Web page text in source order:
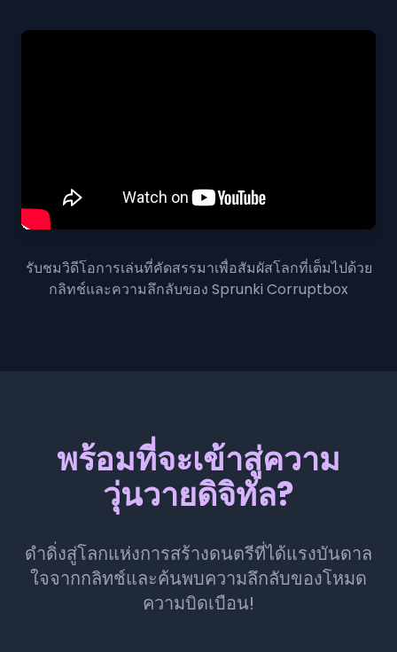
รับชมวิดีโอการเล่นที่คัดสรรมาเพื่อสัมผัสโลกที่เต็มไปด้วย
กลิทช์และความลึกลับของ Sprunki Corruptbox
พร้อมที่จะเข้าสู่ความ
วุ่นวายดิจิทัล?
ดำดิ่งสู่โลกแห่งการสร้างดนตรีที่ได้แรงบันดาล
ใจจากกลิทช์และค้นพบความลึกลับของโหมด
ความบิดเบือน!